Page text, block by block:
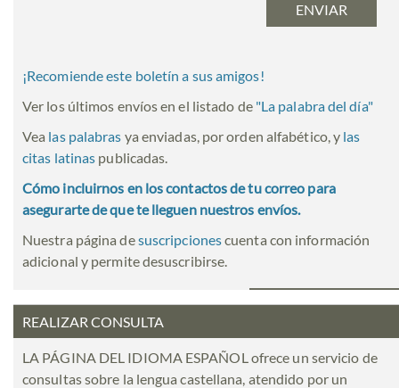
¡Recomiende este boletín a sus amigos!
Ver los últimos envíos en el listado de "La palabra del día"
Vea las palabras ya enviadas, por orden alfabético, y las
citas latinas publicadas.
Cómo incluirnos en los contactos de tu correo para
asegurarte de que te lleguen nuestros envíos.
Nuestra página desuscripcionescuenta con información
adicional y permite desuscribirse.
REALIZAR CONSULTA
LA PÁGINA DEL IDIOMA ESPAÑOL ofrece un servicio de
consultas sobre la lengua castellana, atendido por un